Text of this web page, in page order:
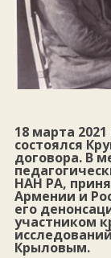
18 марта
состоялся
договора. В
НАН РА,
Армении и
его
участником
Крыловым.